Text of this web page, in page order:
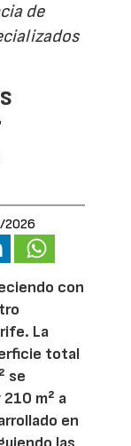
de
2026
con
La
total
se
m² a
en